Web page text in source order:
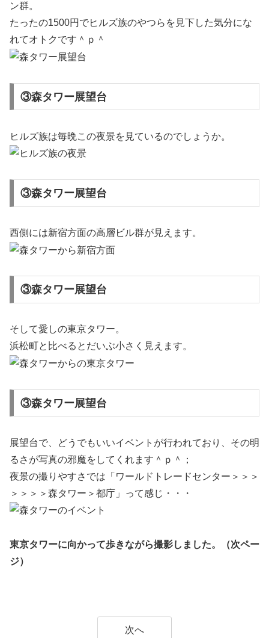
ン群。
たったの1500円でヒルズ族のやつらを見下した気分にな
れてオトクです＾ｐ＾
③森タワー展望台
ヒルズ族は毎晩この夜景を見ているのでしょうか。
③森タワー展望台
西側には新宿方面の高層ビル群が見えます。
③森タワー展望台
そして愛しの東京タワー。
浜松町と比べるとだいぶ小さく見えます。
③森タワー展望台
展望台で、どうでもいいイベントが行われており、その明
るさが写真の邪魔をしてくれます＾ｐ＾；
夜景の撮りやすさでは「ワールドトレードセンター＞＞＞
＞＞＞＞森タワー＞都庁」って感じ・・・
東京タワーに向かって歩きながら撮影しました。（次ペー
ジ）
次へ